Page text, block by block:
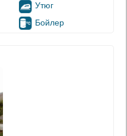
Утюг
Бойлер